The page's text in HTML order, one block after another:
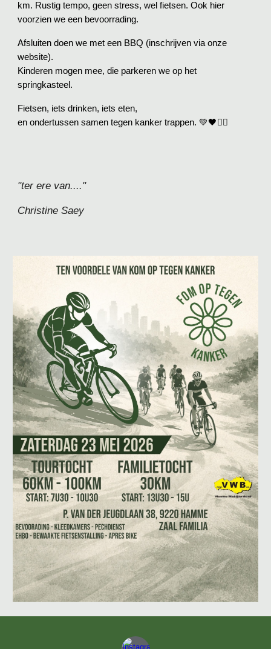
km. Rustig tempo, geen stress, wel fietsen. Ook hier
voorzien we een bevoorrading.
Afsluiten doen we met een BBQ (inschrijven via onze
website).
Kinderen mogen mee, die parkeren we op het
springkasteel.
Fietsen, iets drinken, iets eten,
en ondertussen samen tegen kanker trappen. 💚🖤🚴‍♂️
"ter ere van...."
Christine Saey